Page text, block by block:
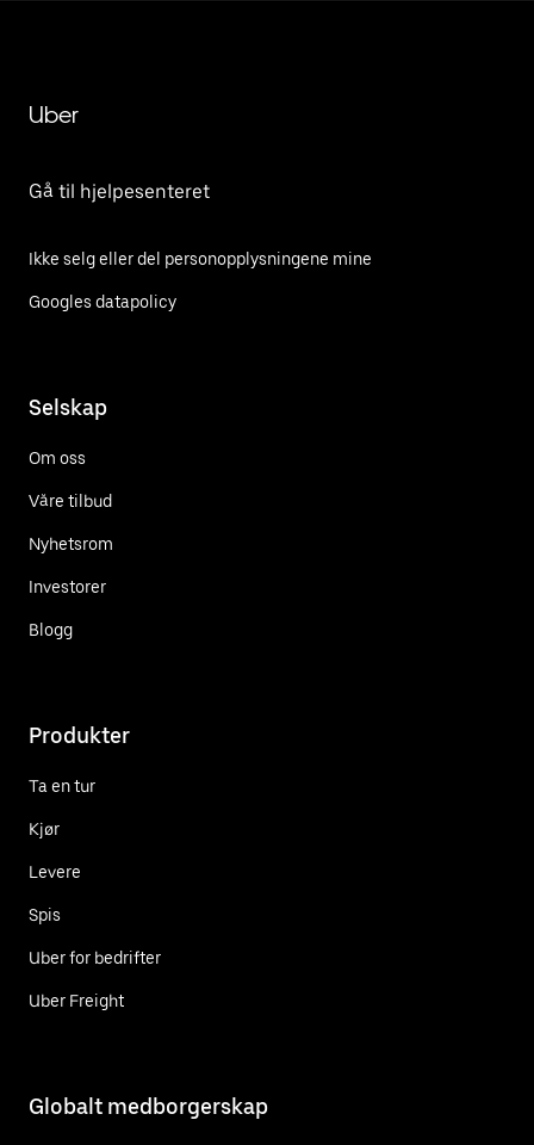
Uber
Gå til hjelpesenteret
Ikke selg eller del personopplysningene mine
Googles datapolicy
Selskap
Om oss
Våre tilbud
Nyhetsrom
Investorer
Blogg
Produkter
Ta en tur
Kjør
Levere
Spis
Uber for bedrifter
Uber Freight
Globalt medborgerskap